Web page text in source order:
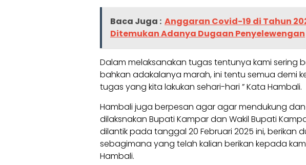
Baca Juga : Anggaran Covid-19 di Tahun
Ditemukan Adanya Dugaan Penyelewengan
Dalam melaksanakan tugas tentunya kami sering
bahkan adakalanya marah, ini tentu semua demi
tugas yang kita lakukan sehari-hari ” Kata Hambali.
Hambali juga berpesan agar agar mendukung
dilaksnakan Bupati Kampar dan Wakil Bupati
dilantik pada tanggal 20 Februari 2025 ini, berikan
sebagimana yang telah kalian berikan kepada
Hambali.